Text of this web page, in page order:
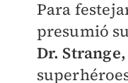
​Para
presumió
Dr.